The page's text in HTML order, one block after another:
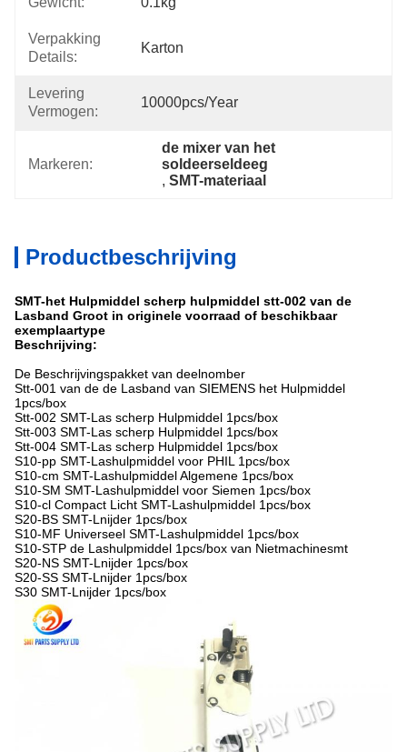
Verpakking
Details:
Karton
Levering
Vermogen:
10000pcs/year
Markeren:
de mixer van het
soldeerseldeeg
, SMT-materiaal
Productbeschrijving
SMT-het Hulpmiddel scherp hulpmiddel stt-002 van de
Lasband Groot in originele voorraad of beschikbaar
exemplaartype
Beschrijving:
De Beschrijvingspakket van deelnomber
Stt-001 van de de Lasband van SIEMENS het Hulpmiddel
1pcs/box
Stt-002 SMT-Las scherp Hulpmiddel 1pcs/box
Stt-003 SMT-Las scherp Hulpmiddel 1pcs/box
Stt-004 SMT-Las scherp Hulpmiddel 1pcs/box
S10-pp SMT-Lashulpmiddel voor PHIL 1pcs/box
S10-cm SMT-Lashulpmiddel Algemene 1pcs/box
S10-SM SMT-Lashulpmiddel voor Siemen 1pcs/box
S10-cl Compact Licht SMT-Lashulpmiddel 1pcs/box
S20-BS SMT-Lnijder 1pcs/box
S10-MF Universeel SMT-Lashulpmiddel 1pcs/box
S10-STP de Lashulpmiddel 1pcs/box van Nietmachinesmt
S20-NS SMT-Lnijder 1pcs/box
S20-SS SMT-Lnijder 1pcs/box
S30 SMT-Lnijder 1pcs/box